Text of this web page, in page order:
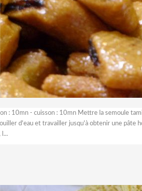
: 10mn - cuisson : 10mn Mettre la semoule
d'eau et travailler jusqu'à obtenir une pâte
l...